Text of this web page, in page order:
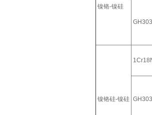
镍铬-镍硅
镍铬硅-镍硅